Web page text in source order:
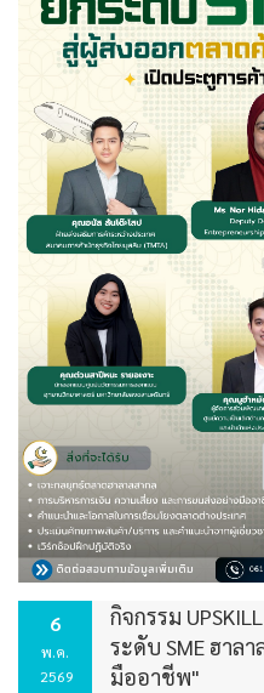
6
พ.ค.
2569
กิจกรรม
ระดับ SME ฮาล
มืออาชีพ"